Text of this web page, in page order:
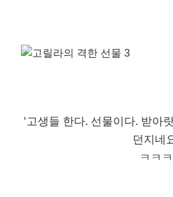
‘고생들 한다. 선물이다. 받아
던지네
ㅋㅋㅋ